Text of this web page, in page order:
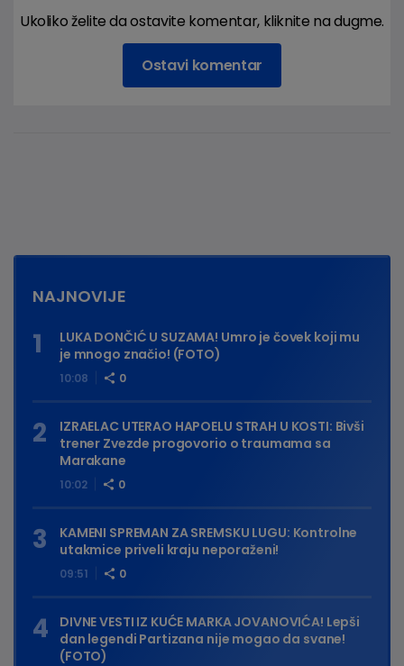
Ukoliko želite da ostavite komentar, kliknite na dugme.
Ostavi komentar
NAJNOVIJE
10:08 0
LUKA DONČIĆ U SUZAMA! Umro je čovek koji mu
je mnogo značio! (FOTO)
10:02 0
IZRAELAC UTERAO HAPOELU STRAH U KOSTI: Bivši
trener Zvezde progovorio o traumama sa
Marakane
09:51 0
KAMENI SPREMAN ZA SREMSKU LUGU: Kontrolne
utakmice priveli kraju neporaženi!
DIVNE VESTI IZ KUĆE MARKA JOVANOVIĆA! Lepši
dan legendi Partizana nije mogao da svane!
(FOTO)